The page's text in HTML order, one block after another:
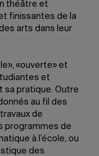
théâtre et
finissantes de la
arts dans leur
«ouverte» et
et
sa pratique. Outre
au fil des
de
programmes de
à l’école, ou
des